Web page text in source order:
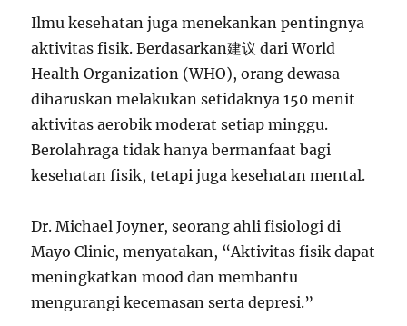
Ilmu kesehatan juga menekankan pentingnya
aktivitas fisik. Berdasarkan建议 dari World
Health Organization (WHO), orang dewasa
diharuskan melakukan setidaknya 150 menit
aktivitas aerobik moderat setiap minggu.
Berolahraga tidak hanya bermanfaat bagi
kesehatan fisik, tetapi juga kesehatan mental.
Dr. Michael Joyner, seorang ahli fisiologi di
Mayo Clinic, menyatakan, “Aktivitas fisik dapat
meningkatkan mood dan membantu
mengurangi kecemasan serta depresi.”